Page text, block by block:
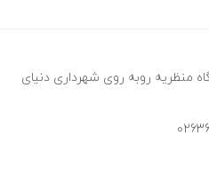
منظریه روبه روی شهرداری دنیای